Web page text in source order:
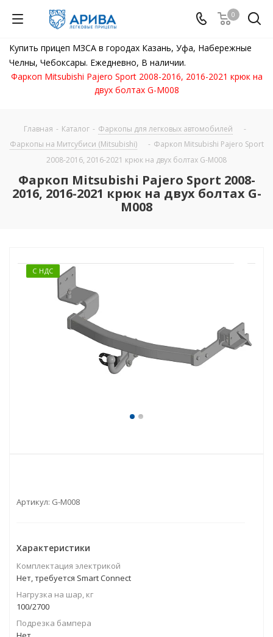
0
Купить прицеп МЗСА в городах Казань, Уфа, Набережные
Челны, Чебоксары. Ежедневно, В наличии.
Фаркоп Mitsubishi Pajero Sport 2008-2016, 2016-2021 крюк на
двух болтах G-M008
Главная - Каталог - Фаркопы для легковых автомобилей
-
Фаркопы на Митсубиси (Mitsubishi)
- Фаркоп Mitsubishi Pajero Sport
2008-2016, 2016-2021 крюк на двух болтах G-M008
Фаркоп Mitsubishi Pajero Sport 2008-
2016, 2016-2021 крюк на двух болтах G-
M008
С НДС
Артикул: G-M008
Характеристики
Комплектация электрикой
Нет, требуется Smart Connect
Нагрузка на шар, кг
100/2700
Подрезка бампера